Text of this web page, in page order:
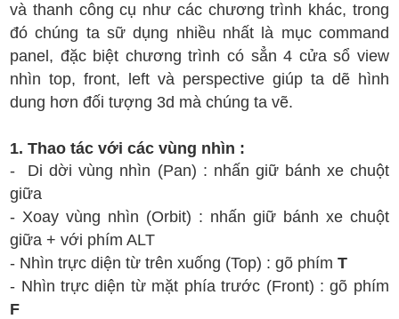
và thanh công cụ như các chương trình khác, trong
đó chúng ta sữ dụng nhiều nhất là mục command
panel, đặc biệt chương trình có sẳn 4 cửa sổ view
nhìn top, front, left và perspective giúp ta dẽ hình
dung hơn đối tượng 3d mà chúng ta vẽ.
1. Thao tác với các vùng nhìn :
- Di dời vùng nhìn (Pan) : nhấn giữ bánh xe chuột
giữa
- Xoay vùng nhìn (Orbit) : nhấn giữ bánh xe chuột
giữa + với phím ALT
- Nhìn trực diện từ trên xuống (Top) : gõ phímT
- Nhìn trực diện từ mặt phía trước (Front) : gõ phím
F